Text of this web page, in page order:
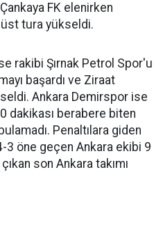
FK elenirken
tura yükseldi.
rakibi Şırnak Petrol Spor'u
başardı ve Ziraat
Ankara Demirspor ise
dakikası berabere biten
Penaltılara giden
3 öne geçen Ankara ekibi 9
son Ankara takımı